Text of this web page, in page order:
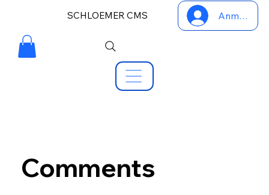
SCHLOEMER CMS Anmelden
Comments